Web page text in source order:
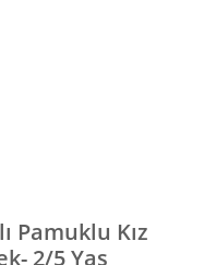
Pamuklu Kız
2/5 Yaş